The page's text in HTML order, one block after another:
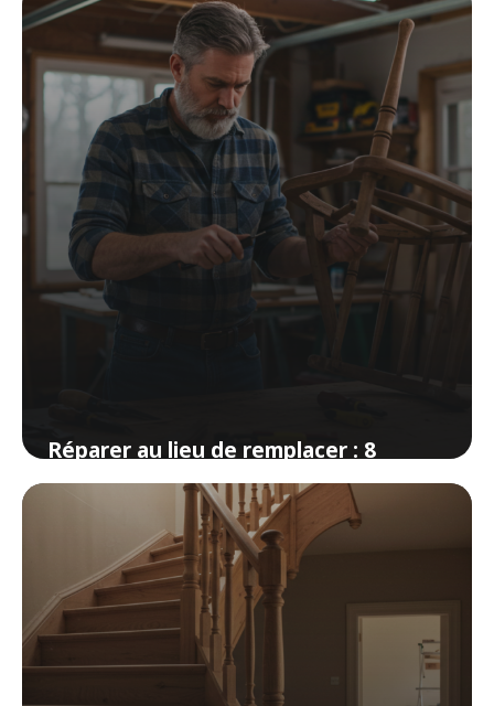
9 avril 2026
Réparer au lieu de remplacer : 8
réparations faciles à la maison